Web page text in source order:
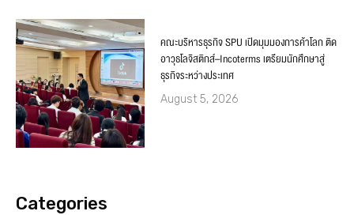
คณะบริหารธุรกิจ SPU เปิดมุมมองการค้าโลก ติด
อาวุธโลจิสติกส์–Incoterms เตรียมนักศึกษาสู่
ธุรกิจระหว่างประเทศ
August 5, 2026
Categories